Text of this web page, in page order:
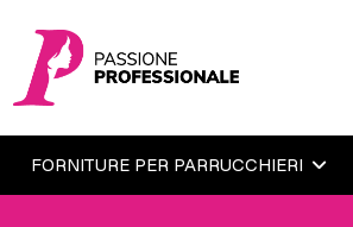
FORNITURE PER PARRUCCHIERI